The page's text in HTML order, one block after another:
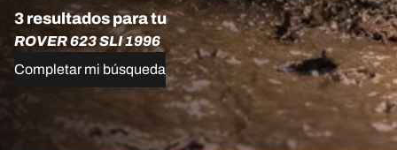
3 resultados para tu
ROVER 623 SLI 1996
Completar mi búsqueda